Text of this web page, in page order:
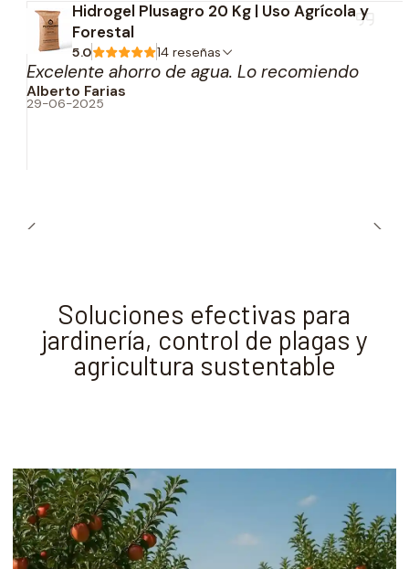
Hidrogel Plusagro 20 Kg | Uso Agrícola y
Forestal
5.0 14 reseñas
Excelente ahorro de agua. Lo recomiendo
Alberto Farias
29-06-2025
Soluciones efectivas para
jardinería, control de plagas y
agricultura sustentable